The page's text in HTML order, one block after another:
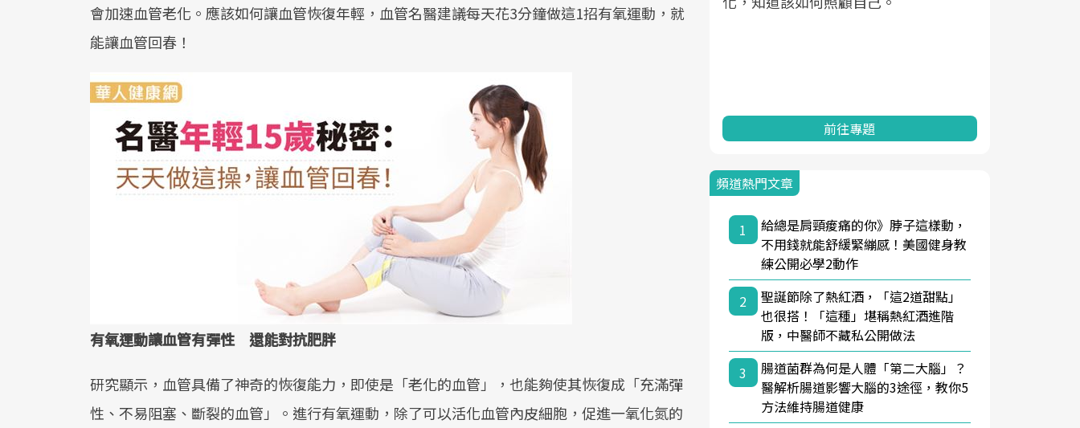
會加速血管老化。應該如何讓血管恢復年輕，血管名醫建議每天花3分鐘做這1招有氧運動，就
能讓血管回春！
有氧運動讓血管有彈性 還能對抗肥胖
研究顯示，血管具備了神奇的恢復能力，即使是「老化的血管」，也能夠使其恢復成「充滿彈
性、不易阻塞、斷裂的血管」。進行有氧運動，除了可以活化血管內皮細胞，促進一氧化氮的
照3.0」的推進，「預防醫學」已成全民
狀況、啟動健康管理的重要起點。
前往專題
前往專題
改善行動。
前往專題 前往專題
頻道熱門文章
1
給總是肩頸痠痛的你》脖子這樣動，
不用錢就能舒緩緊繃感！美國健身教
練公開必學2動作
2
聖誕節除了熱紅酒，「這2道甜點」
也很搭！「這種」堪稱熱紅酒進階
版，中醫師不藏私公開做法
3
腸道菌群為何是人體「第二大腦」？
醫解析腸道影響大腦的3途徑，教你5
方法維持腸道健康